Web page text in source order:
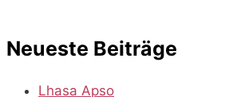
Neueste Beiträge
Lhasa Apso